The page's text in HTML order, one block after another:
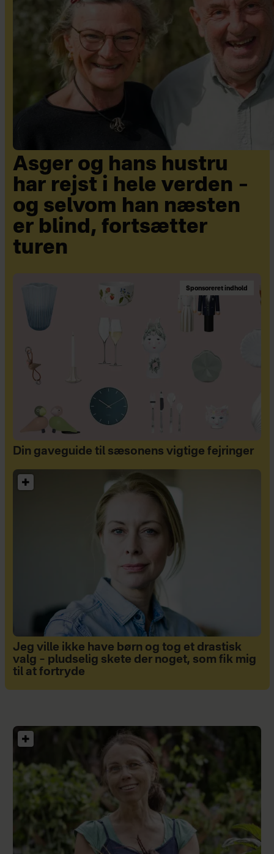
Asger og hans hustru
har rejst i hele verden –
og selvom han næsten
er blind, fortsætter
turen
Sponsoreret indhold
Din gaveguide til sæsonens vigtige fejringer
Jeg ville ikke have børn og tog et drastisk
valg – pludselig skete der noget, som fik mig
til at fortryde